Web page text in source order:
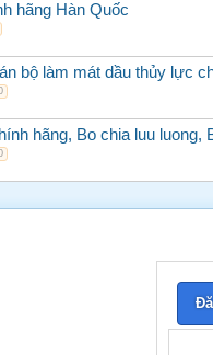
hãng Hàn Quốc
bộ làm mát dầu thủy lực
hãng, Bo chia luu